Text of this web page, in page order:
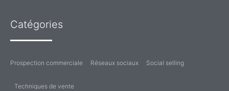
Catégories
Prospection commerciale Réseaux sociaux Social selling
Techniques de vente